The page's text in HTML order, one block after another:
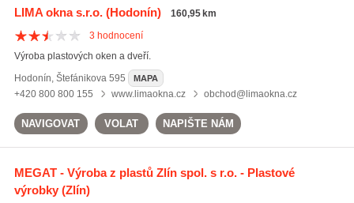
LIMA okna s.r.o.(Hodonín)
160,95 km
3 hodnocení
Výroba plastových oken a dveří.
Hodonín, Štefánikova 595 MAPA
+420 800 800 155 www.limaokna.cz obchod@limaokna.cz
NAVIGOVAT VOLAT NAPIŠTE NÁM
MEGAT - Výroba z plastů Zlín spol. s r.o. - Plastové
výrobky(Zlín)